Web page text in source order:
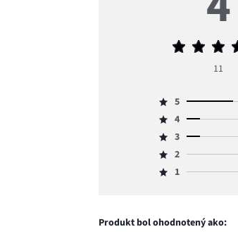
4
11
Hodnotenie
5,
počet
hlasov
5
Hodnotenie
4,
počet
hlasov
4
Hodnotenie
3,
počet
3
Hodnotenie
2,
0.
2
Hodnotenie
hlasov
1
Produkt bol ohodnotený ako: